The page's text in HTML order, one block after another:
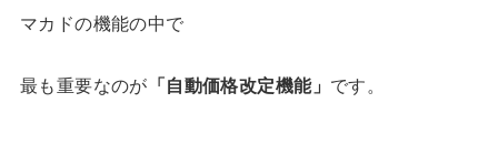
マカドの機能の中で
最も重要なのが 「自動価格改定機能」 です。